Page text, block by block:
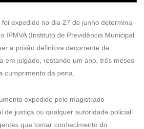
expedido no dia 27 de junho determina
IPMVA (Instituto de Previdência Municipal
a prisão definitiva decorrente de
em julgado, restando um ano, três meses
cumprimento da pena.
expedido pelo magistrado
de justiça ou qualquer autoridade policial
que tomar conhecimento do